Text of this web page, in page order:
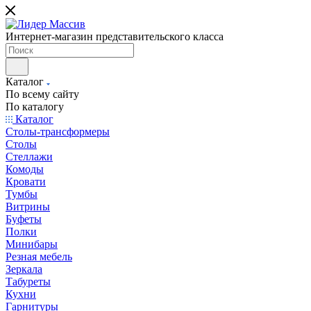
Интернет-магазин представительского класса
Каталог
По всему сайту
По каталогу
Каталог
Столы-трансформеры
Столы
Стеллажи
Комоды
Кровати
Тумбы
Витрины
Буфеты
Полки
Минибары
Резная мебель
Зеркала
Табуреты
Кухни
Гарнитуры